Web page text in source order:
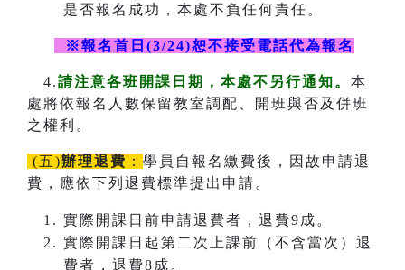
是否報名成功，本處不負任何責任。
※報名首日(3/24)恕不接受電話代為報名
4.請注意各班開課日期，本處不另行通知。 本
處將依報名人數保留教室調配、開班與否及併班
之權利。
(五)辦理退費 ： 學員自報名繳費後，因故申請退
費，應依下列退費標準提出申請。
實際開課日前申請退費者，退費9成。
實際開課日起第二次上課前（不含當次）退
費者，退費8成。